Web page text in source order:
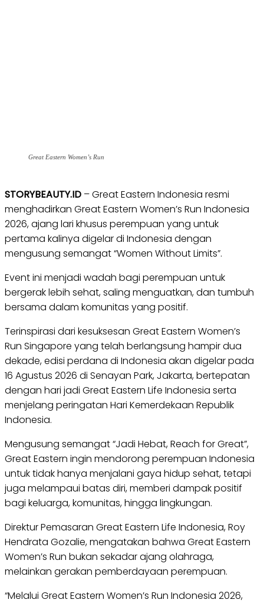
Great Eastern Women’s Run
STORYBEAUTY.ID – Great Eastern Indonesia resmi
menghadirkan Great Eastern Women’s Run Indonesia
2026, ajang lari khusus perempuan yang untuk
pertama kalinya digelar di Indonesia dengan
mengusung semangat “Women Without Limits”.
Event ini menjadi wadah bagi perempuan untuk
bergerak lebih sehat, saling menguatkan, dan tumbuh
bersama dalam komunitas yang positif.
Terinspirasi dari kesuksesan Great Eastern Women’s
Run Singapore yang telah berlangsung hampir dua
dekade, edisi perdana di Indonesia akan digelar pada
16 Agustus 2026 di Senayan Park, Jakarta, bertepatan
dengan hari jadi Great Eastern Life Indonesia serta
menjelang peringatan Hari Kemerdekaan Republik
Indonesia.
Mengusung semangat “Jadi Hebat, Reach for Great”,
Great Eastern ingin mendorong perempuan Indonesia
untuk tidak hanya menjalani gaya hidup sehat, tetapi
juga melampaui batas diri, memberi dampak positif
bagi keluarga, komunitas, hingga lingkungan.
Direktur Pemasaran Great Eastern Life Indonesia, Roy
Hendrata Gozalie, mengatakan bahwa Great Eastern
Women’s Run bukan sekadar ajang olahraga,
melainkan gerakan pemberdayaan perempuan.
“Melalui Great Eastern Women’s Run Indonesia 2026,